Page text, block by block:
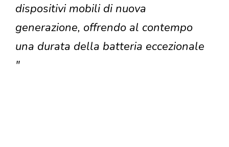
dispositivi mobili di nuova
generazione, offrendo al contempo
una durata della batteria eccezionale
"